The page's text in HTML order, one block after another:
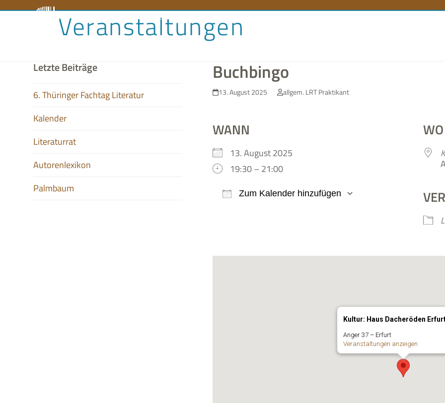
Literaturrat Audiobibliothek
Veranstaltungen
Buchbingo
13. August 2025 allgem. LRT Praktikant
WANN
13. August 2025
19:30 – 21:00
Zum Kalender hinzufügen
WO
Kultur: Haus Dacheröden
Anger 37 – Erfurt
Ver­an­stal­tun­gen anzeigen
Letzte Beiträge
6. Thüringer Fachtag Literatur
Kalender
Literaturrat
Autorenlexikon
Palmbaum